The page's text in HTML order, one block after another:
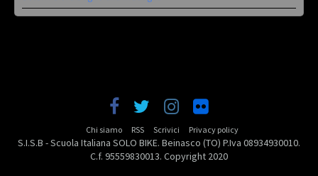
Chi siamo RSS Scrivici Privacy policy
S.I.S.B - Scuola Italiana SOLO BIKE. Beinasco (TO) P.Iva 08934930010.
C.f. 95559830013. Copyright 2020